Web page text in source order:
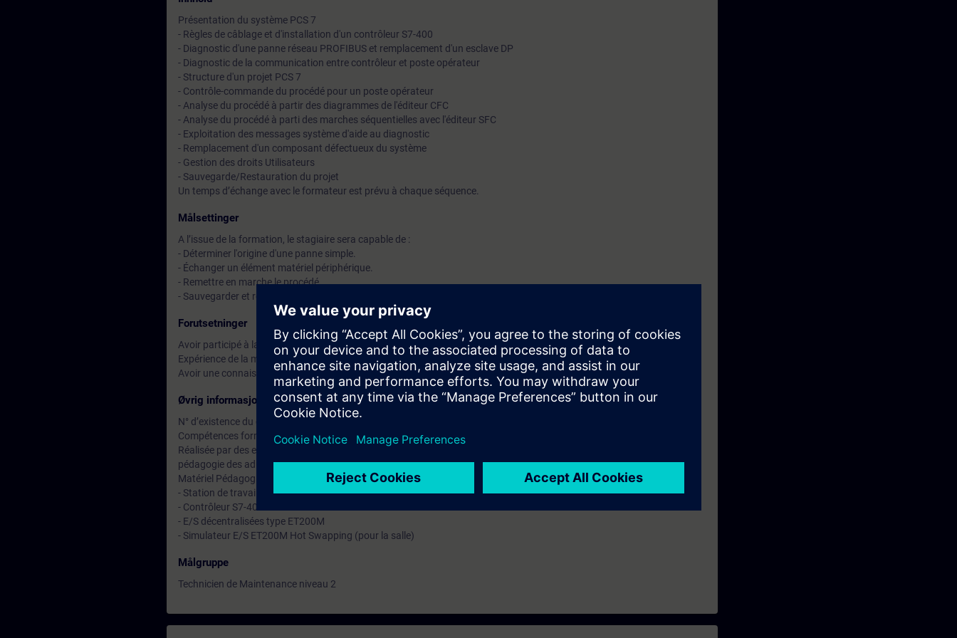
Présentation du système PCS 7
- Règles de câblage et d'installation d'un contrôleur S7-400
- Diagnostic d'une panne réseau PROFIBUS et remplacement d'un esclave DP
- Diagnostic de la communication entre contrôleur et poste opérateur
- Structure d'un projet PCS 7
- Contrôle-commande du procédé pour un poste opérateur
- Analyse du procédé à partir des diagrammes de l'éditeur CFC
- Analyse du procédé à parti des marches séquentielles avec l'éditeur SFC
- Exploitation des messages système d'aide au diagnostic
- Remplacement d'un composant défectueux du système
- Gestion des droits Utilisateurs
- Sauvegarde/Restauration du projet
Un temps d’échange avec le formateur est prévu à chaque séquence.
Målsettinger
A l’issue de la formation, le stagiaire sera capable de :
- Déterminer l'origine d'une panne simple.
- Échanger un élément matériel périphérique.
- Remettre en marche le procédé.
- Sauvegarder et restaurer un projet.
Forutsetninger
Avoir participé à la formation ST-SERV1 ou avoir un niveau équivalent est indispensable pour atteindre les objectifs.
Expérience de la maintenance électrique traditionnelle.
Avoir une connaissance du processus clients.
Øvrig informasjon
N° d’existence du centre de formation SITRAIN : 11 93 00 205 93
Compétences formateur :
Réalisée par des experts assurant au quotidien des missions techniques auprès des entreprises, formés et qualifiés à la
pédagogie des adultes avec un suivi et une actualisation de leurs compétences théoriques, pratiques, et pédagogiques.
Matériel Pédagogique (à titre indicatif par binôme) :
- Station de travail PCS7 équipé de Simatic-Batch
- Contrôleur S7-400
- E/S décentralisées type ET200M
- Simulateur E/S ET200M Hot Swapping (pour la salle)
Målgruppe
Technicien de Maintenance niveau 2